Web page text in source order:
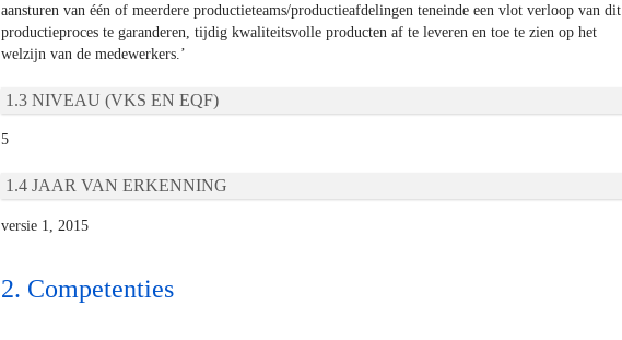
aansturen van één of meerdere productieteams/productieafdelingen teneinde een vlot verloop van dit
productieproces te garanderen, tijdig kwaliteitsvolle producten af te leveren en toe te zien op het
welzijn van de medewerkers.’
NIVEAU (VKS EN EQF)
5
JAAR VAN ERKENNING
versie 1, 2015
Competenties